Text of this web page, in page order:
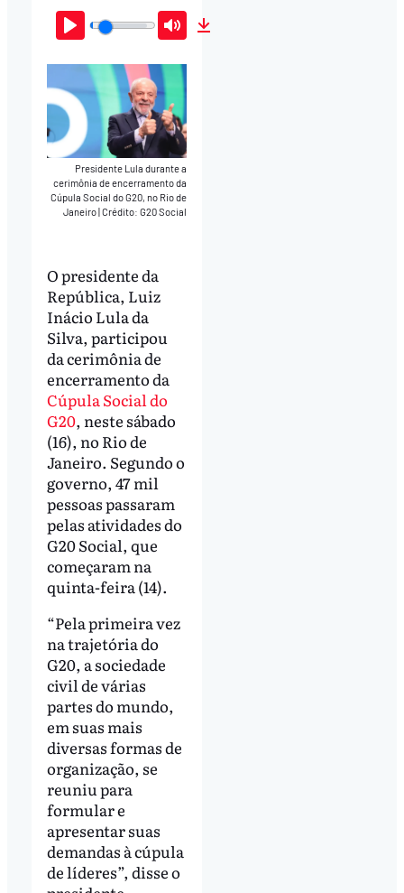
Play Mute
Presidente Lula durante a
cerimônia de encerramento da
Cúpula Social do G20, no Rio de
Janeiro|Crédito: G20 Social
O presidente da
República, Luiz
Inácio Lula da
Silva, participou
da cerimônia de
encerramento da
Cúpula Social do
G20, neste sábado
(16), no Rio de
Janeiro. Segundo o
governo, 47 mil
pessoas passaram
pelas atividades do
G20 Social, que
começaram na
quinta-feira (14).
“Pela primeira vez
na trajetória do
G20, a sociedade
civil de várias
partes do mundo,
em suas mais
diversas formas de
organização, se
reuniu para
formular e
apresentar suas
demandas à cúpula
de líderes”, disse o